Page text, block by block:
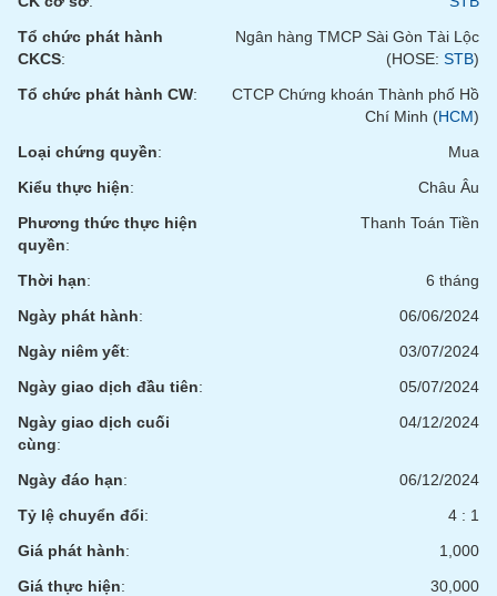
Tổ chức phát hành
CKCS:
Ngân hàng TMCP Sài Gòn Tài Lộc
(HOSE: STB)
Tổ chức phát hành CW:
CTCP Chứng khoán Thành phố Hồ
Chí Minh (HCM)
Loại chứng quyền:
Mua
Kiểu thực hiện:
Châu Âu
Phương thức thực hiện
quyền:
Thanh Toán Tiền
Thời hạn:
6 tháng
Ngày phát hành:
06/06/2024
Ngày niêm yết:
03/07/2024
Ngày giao dịch đầu tiên:
05/07/2024
Ngày giao dịch cuối
cùng:
04/12/2024
Ngày đáo hạn:
06/12/2024
Tỷ lệ chuyển đổi:
4 : 1
Giá phát hành:
1,000
Giá thực hiện:
30,000
(-)
cáo
(-)
Thuật
ngữ
(-)
Dịch
(-)
Đào
tạo
Sách
tài